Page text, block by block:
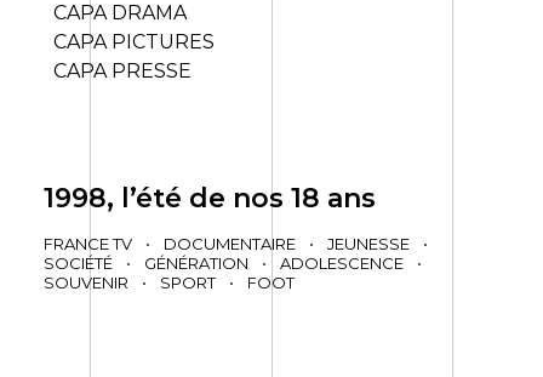
CAPA DRAMA
CAPA PICTURES
CAPA PRESSE
1998, l’été de nos 18 ans
FRANCE TV • DOCUMENTAIRE • JEUNESSE
•
SOCIÉTÉ
• GÉNÉRATION • ADOLESCENCE
•
SOUVENIR
• SPORT • FOOT